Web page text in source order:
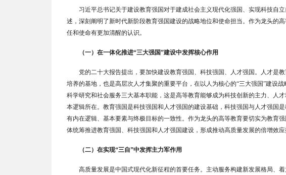
习近平总书记关于建设教育强国对于建成社会主义现代化强国、实现科技自
述，深刻阐明了新时代新阶段教育强国建设的战略地位和使命担当。作为龙头的
任和使命有更加清醒的认识。
（一）在一体化推进“三大强国”建设中发挥核心作用
党的二十大报告提出，要加快建设教育强国、科技强国、人才强国。人才是
培养的基地，也是高层次人才集聚的重要平台，在以人为核心的“三大强国”建设战
科学研究和社会服务三大基本职能，这是高等教育能够成为科技创新的主力、人
本逻辑所在。教育强国是科技强国和人才强国的建设基础，科技强国与人才强国
有内在逻辑、基本要素与终极目标的一致性。作为龙头的高等教育要切实为教育
体统筹推进教育强国、科技强国和人才强国建设，形成推动高质量发展的倍增效应
（二）在实现“三自”中发挥主力军作用
高质量发展是中国式现代化新征程的首要任务。主动服务构建新发展格局、